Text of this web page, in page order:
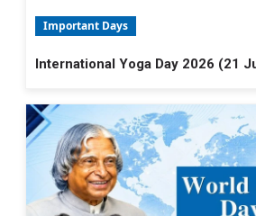
Important Days
International Yoga Day 2026 (21